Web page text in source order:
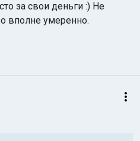
за свои деньги :) Не
вполне умеренно.